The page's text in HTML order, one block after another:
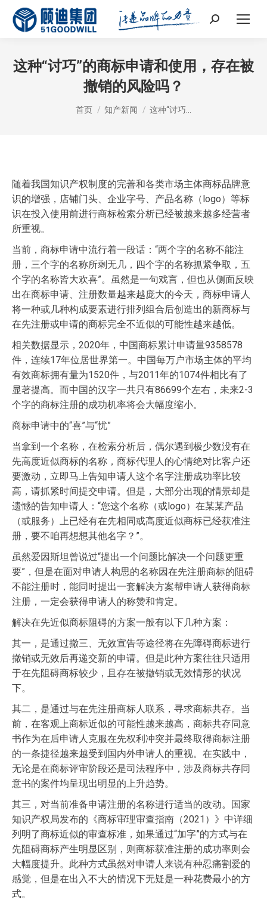
Search:
这种“讨巧”的商标申请和使用，存在被
撤销的风险吗？
您在这里：
首页 知产新闻 这种“讨巧…
随着我国知识产权制度的完善和各类市场主体商标品牌意
识的增强，店铺门头、企业字号、产品名称（logo）等标
识在投入使用前进行商标检索分析已经被越来越多经营者
所重视。
当前，商标申请中流行着一段话：“两个字的名称不能注
册，三个字的名称所剩无几，四个字的名称抓紧争取，五
个字的名称皆大欢喜”。虽然是一句戏言，但也从侧面反映
出在商标申请、注册数量越来越庞大的今天，商标申请人
将一种或几种构成要素进行排列组合后创造出的新商标与
在先注册或申请的商标完全不近似的可能性越来越低。
相关数据显示，2020年，中国商标累计申请量9358578
件，连续17年位居世界第一。中国每万户市场主体的平均
有效商标拥有量为1520件，与2011年的1074件相比有了
显著提高。而中国的汉字一共只有86699个左右，未来2-3
个字的商标注册的成功机率将会大幅度缩小。
商标申请中的“喜”与“忧”
当拿到一个名称，在检索分析后，偶尔遇到极少数没有在
先高度近似商标的名称，商标代理人的心情绝对比客户还
要激动，立即马上告知申请人这个名字注册成功率比较
高，请抓紧时间提交申请。但是，大部分出现的情景却是
遗憾的告知申请人：“您这个名称（或logo）在某某产品
（或服务）上已经有在先相同或高度近似商标已经获准注
册，要不咱再想想其他名字？”。
虽然爱因斯坦曾说过“提出一个问题比解决一个问题更重
要”，但是在面对申请人构思的名称因在先注册商标的阻碍
不能注册时，能同时提出一套解决方案帮申请人获得商标
注册，一定会获得申请人的称赞和肯定。
解决在先近似商标阻碍的方案一般有以下几种方案：
其一，是通过撤三、无效宣告等途径将在先障碍商标进行
撤销或无效后再递交新的申请。但是此种方案往往只适用
于在先阻碍商标较少，且存在被撤销或无效情形的状况
下。
其二，是通过与在先注册商标人联系，寻求商标共存。当
前，在客观上商标近似的可能性越来越高，商标共存同意
书作为在后申请人克服在先权利冲突并最终取得商标注册
的一条捷径越来越受到国内外申请人的重视。在实践中，
无论是在商标评审阶段还是司法程序中，涉及商标共存同
意书的案件均呈现出明显的上升趋势。
其三，对当前准备申请注册的名称进行适当的改动。国家
知识产权局发布的《商标审理审查指南（2021）》中详细
列明了商标近似的审查标准，如果通过“加字”的方式与在
先阻碍商标产生明显区别，则商标获准注册的成功率则会
大幅度提升。此种方式虽然对申请人来说有种忍痛割爱的
感觉，但是在出入不大的情况下无疑是一种花费最小的方
式。